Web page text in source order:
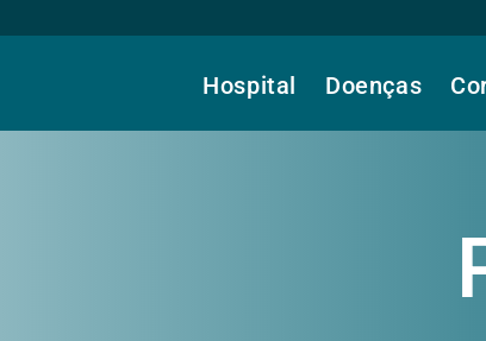
Hospital Doenças